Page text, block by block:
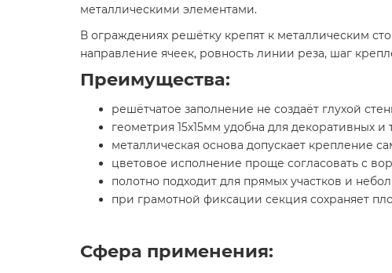
металлическими элементами.
В ограждениях решётку крепят к металлическим
направление ячеек, ровность линии реза, шаг
Преимущества:
решётчатое заполнение не создаёт глухой
геометрия 15х15мм удобна для декоративных
металлическая основа допускает
цветовое исполнение проще согласовать с
полотно подходит для прямых участков и
при грамотной фиксации секция сохраняет
Сфера применения: